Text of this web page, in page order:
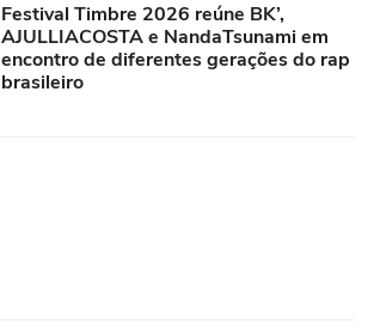
Festival Timbre 2026 reúne BK’,
AJULLIACOSTA e NandaTsunami em
encontro de diferentes gerações do rap
brasileiro